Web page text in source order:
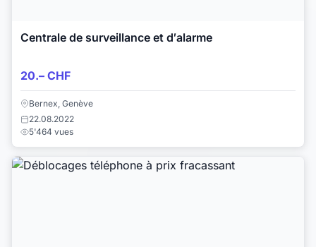
Centrale de surveillance et d′alarme
20.– CHF
Bernex, Genève
22.08.2022
5'464 vues